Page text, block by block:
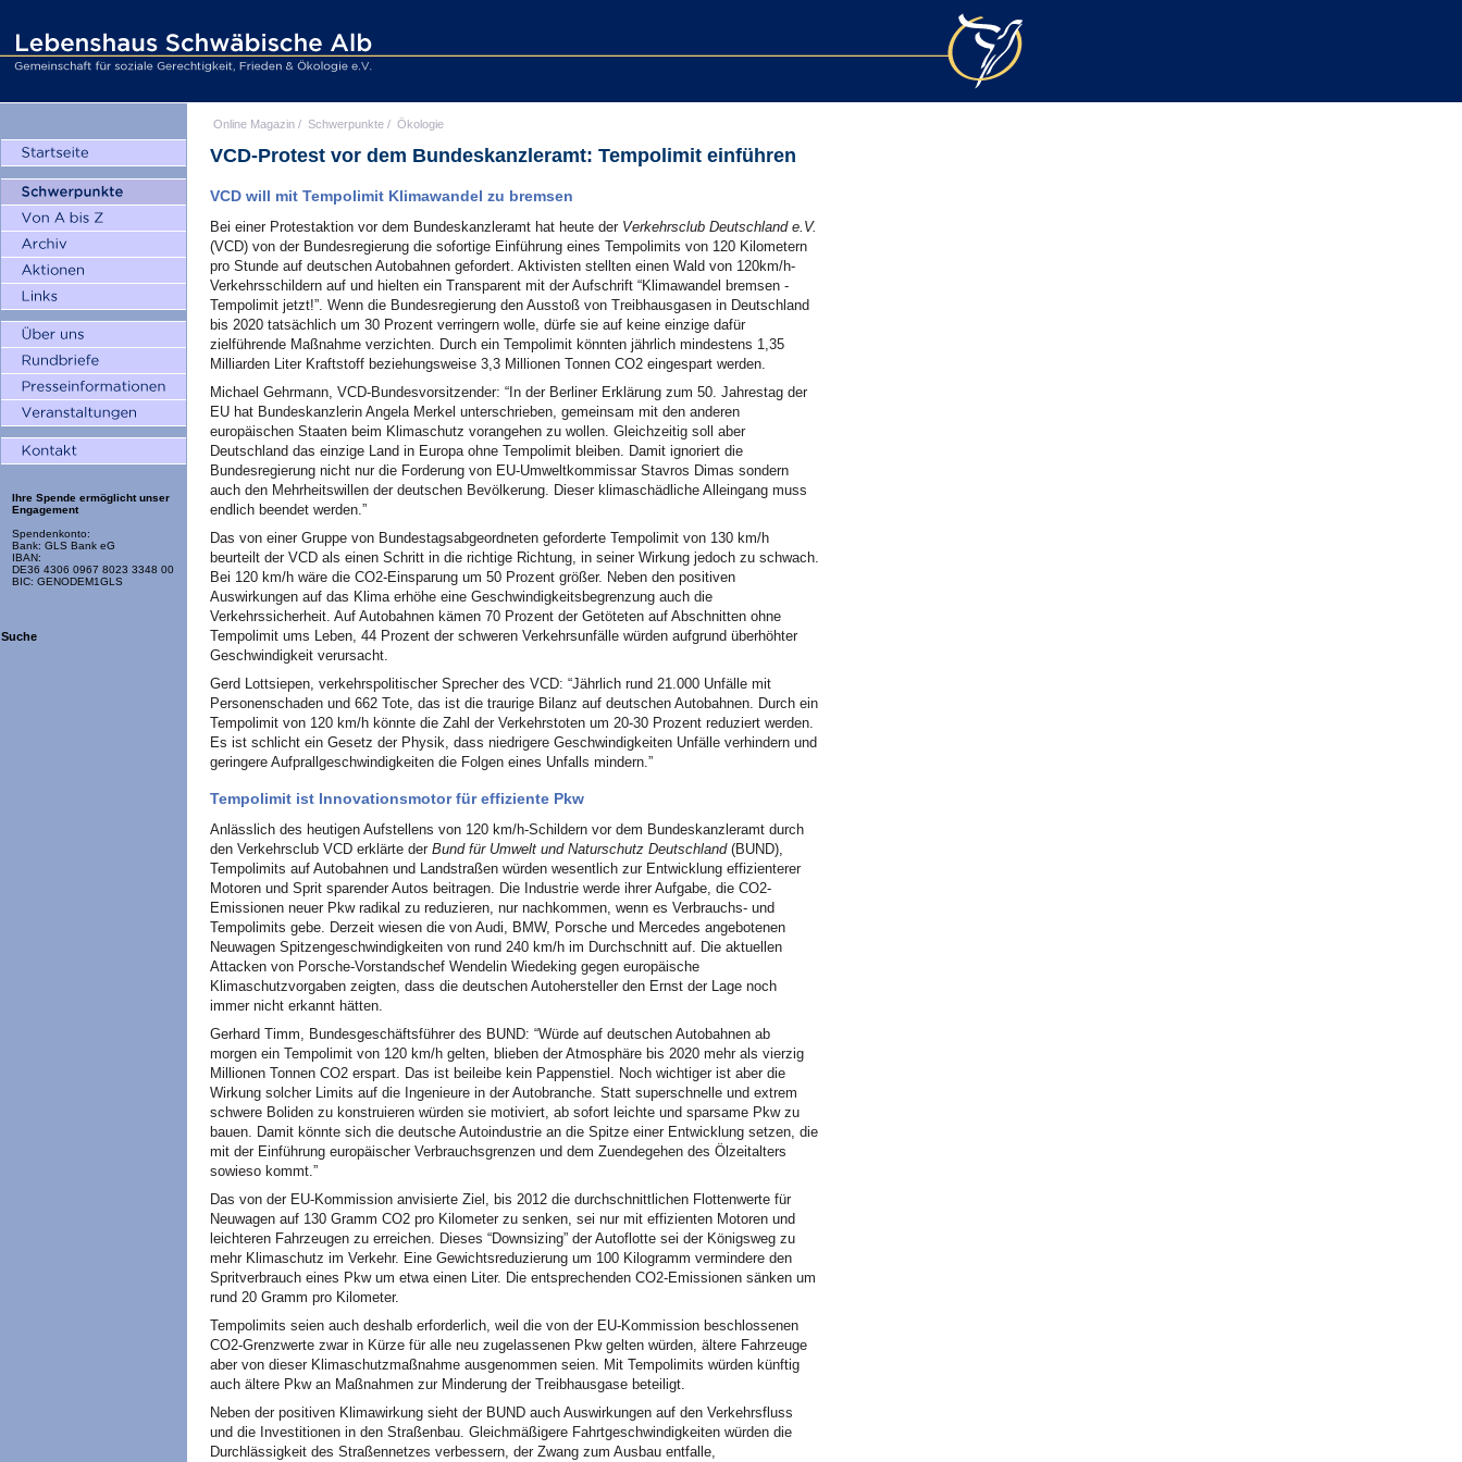
Ihre Spende ermöglicht unser
Engagement
Spendenkonto:
Bank: GLS Bank eG
IBAN:
DE36 4306 0967 8023 3348 00
BIC: GENODEM1GLS
Suche
Online Magazin / Schwerpunkte / Ökologie
VCD-Protest vor dem Bundeskanzleramt: Tempolimit einführen
VCD will mit Tempolimit Klimawandel zu bremsen
Bei einer Protestaktion vor dem Bundeskanzleramt hat heute der Verkehrsclub Deutschland e.V.
(VCD) von der Bundesregierung die sofortige Einführung eines Tempolimits von 120 Kilometern
pro Stunde auf deutschen Autobahnen gefordert. Aktivisten stellten einen Wald von 120km/h-
Verkehrsschildern auf und hielten ein Transparent mit der Aufschrift “Klimawandel bremsen -
Tempolimit jetzt!”. Wenn die Bundesregierung den Ausstoß von Treibhausgasen in Deutschland
bis 2020 tatsächlich um 30 Prozent verringern wolle, dürfe sie auf keine einzige dafür
zielführende Maßnahme verzichten. Durch ein Tempolimit könnten jährlich mindestens 1,35
Milliarden Liter Kraftstoff beziehungsweise 3,3 Millionen Tonnen CO2 eingespart werden.
Michael Gehrmann, VCD-Bundesvorsitzender: “In der Berliner Erklärung zum 50. Jahrestag der
EU hat Bundeskanzlerin Angela Merkel unterschrieben, gemeinsam mit den anderen
europäischen Staaten beim Klimaschutz vorangehen zu wollen. Gleichzeitig soll aber
Deutschland das einzige Land in Europa ohne Tempolimit bleiben. Damit ignoriert die
Bundesregierung nicht nur die Forderung von EU-Umweltkommissar Stavros Dimas sondern
auch den Mehrheitswillen der deutschen Bevölkerung. Dieser klimaschädliche Alleingang muss
endlich beendet werden.”
Das von einer Gruppe von Bundestagsabgeordneten geforderte Tempolimit von 130 km/h
beurteilt der VCD als einen Schritt in die richtige Richtung, in seiner Wirkung jedoch zu schwach.
Bei 120 km/h wäre die CO2-Einsparung um 50 Prozent größer. Neben den positiven
Auswirkungen auf das Klima erhöhe eine Geschwindigkeitsbegrenzung auch die
Verkehrssicherheit. Auf Autobahnen kämen 70 Prozent der Getöteten auf Abschnitten ohne
Tempolimit ums Leben, 44 Prozent der schweren Verkehrsunfälle würden aufgrund überhöhter
Geschwindigkeit verursacht.
Gerd Lottsiepen, verkehrspolitischer Sprecher des VCD: “Jährlich rund 21.000 Unfälle mit
Personenschaden und 662 Tote, das ist die traurige Bilanz auf deutschen Autobahnen. Durch ein
Tempolimit von 120 km/h könnte die Zahl der Verkehrstoten um 20-30 Prozent reduziert werden.
Es ist schlicht ein Gesetz der Physik, dass niedrigere Geschwindigkeiten Unfälle verhindern und
geringere Aufprallgeschwindigkeiten die Folgen eines Unfalls mindern.”
Tempolimit ist Innovationsmotor für effiziente Pkw
Anlässlich des heutigen Aufstellens von 120 km/h-Schildern vor dem Bundeskanzleramt durch
den Verkehrsclub VCD erklärte der Bund für Umwelt und Naturschutz Deutschland(BUND),
Tempolimits auf Autobahnen und Landstraßen würden wesentlich zur Entwicklung effizienterer
Motoren und Sprit sparender Autos beitragen. Die Industrie werde ihrer Aufgabe, die CO2-
Emissionen neuer Pkw radikal zu reduzieren, nur nachkommen, wenn es Verbrauchs- und
Tempolimits gebe. Derzeit wiesen die von Audi, BMW, Porsche und Mercedes angebotenen
Neuwagen Spitzengeschwindigkeiten von rund 240 km/h im Durchschnitt auf. Die aktuellen
Attacken von Porsche-Vorstandschef Wendelin Wiedeking gegen europäische
Klimaschutzvorgaben zeigten, dass die deutschen Autohersteller den Ernst der Lage noch
immer nicht erkannt hätten.
Gerhard Timm, Bundesgeschäftsführer des BUND: “Würde auf deutschen Autobahnen ab
morgen ein Tempolimit von 120 km/h gelten, blieben der Atmosphäre bis 2020 mehr als vierzig
Millionen Tonnen CO2 erspart. Das ist beileibe kein Pappenstiel. Noch wichtiger ist aber die
Wirkung solcher Limits auf die Ingenieure in der Autobranche. Statt superschnelle und extrem
schwere Boliden zu konstruieren würden sie motiviert, ab sofort leichte und sparsame Pkw zu
bauen. Damit könnte sich die deutsche Autoindustrie an die Spitze einer Entwicklung setzen, die
mit der Einführung europäischer Verbrauchsgrenzen und dem Zuendegehen des Ölzeitalters
sowieso kommt.”
Das von der EU-Kommission anvisierte Ziel, bis 2012 die durchschnittlichen Flottenwerte für
Neuwagen auf 130 Gramm CO2 pro Kilometer zu senken, sei nur mit effizienten Motoren und
leichteren Fahrzeugen zu erreichen. Dieses “Downsizing” der Autoflotte sei der Königsweg zu
mehr Klimaschutz im Verkehr. Eine Gewichtsreduzierung um 100 Kilogramm vermindere den
Spritverbrauch eines Pkw um etwa einen Liter. Die entsprechenden CO2-Emissionen sänken um
rund 20 Gramm pro Kilometer.
Tempolimits seien auch deshalb erforderlich, weil die von der EU-Kommission beschlossenen
CO2-Grenzwerte zwar in Kürze für alle neu zugelassenen Pkw gelten würden, ältere Fahrzeuge
aber von dieser Klimaschutzmaßnahme ausgenommen seien. Mit Tempolimits würden künftig
auch ältere Pkw an Maßnahmen zur Minderung der Treibhausgase beteiligt.
Neben der positiven Klimawirkung sieht der BUND auch Auswirkungen auf den Verkehrsfluss
und die Investitionen in den Straßenbau. Gleichmäßigere Fahrtgeschwindigkeiten würden die
Durchlässigkeit des Straßennetzes verbessern, der Zwang zum Ausbau entfalle,